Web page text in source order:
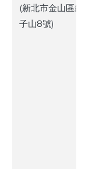
(新北市金山區龜
子山8號)